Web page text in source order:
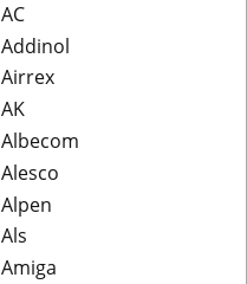
AC
Addinol
Airrex
AK
Albecom
Alesco
Alpen
Als
Amiga